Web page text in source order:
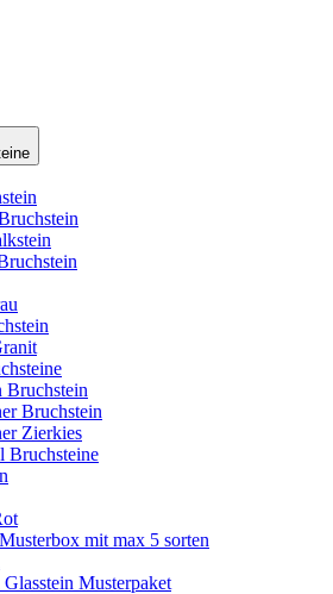
Bruchstein
Bruchstein
Zierkies
Bruchsteine
mit max 5 sorten
Musterpaket